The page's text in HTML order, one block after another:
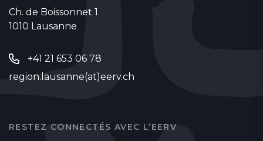
Ch. de Boissonnet 1
1010 Lausanne
+41 21 653 06 78
region.lausanne(at)eerv.ch
RESTEZ CONNECTÉS AVEC L’EERV